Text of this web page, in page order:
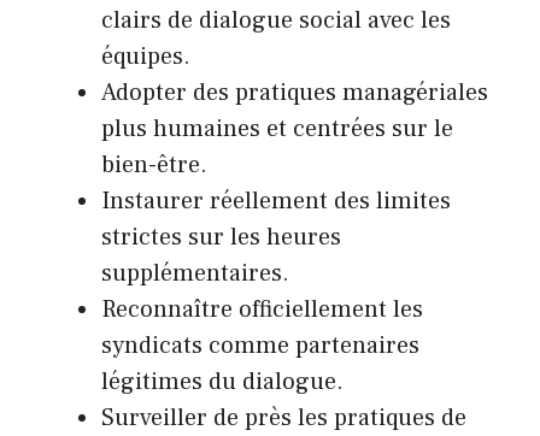
clairs de dialogue social avec les
équipes.
Adopter des pratiques managériales
plus humaines et centrées sur le
bien-être.
Instaurer réellement des limites
strictes sur les heures
supplémentaires.
Reconnaître officiellement les
syndicats comme partenaires
légitimes du dialogue.
Surveiller de près les pratiques de